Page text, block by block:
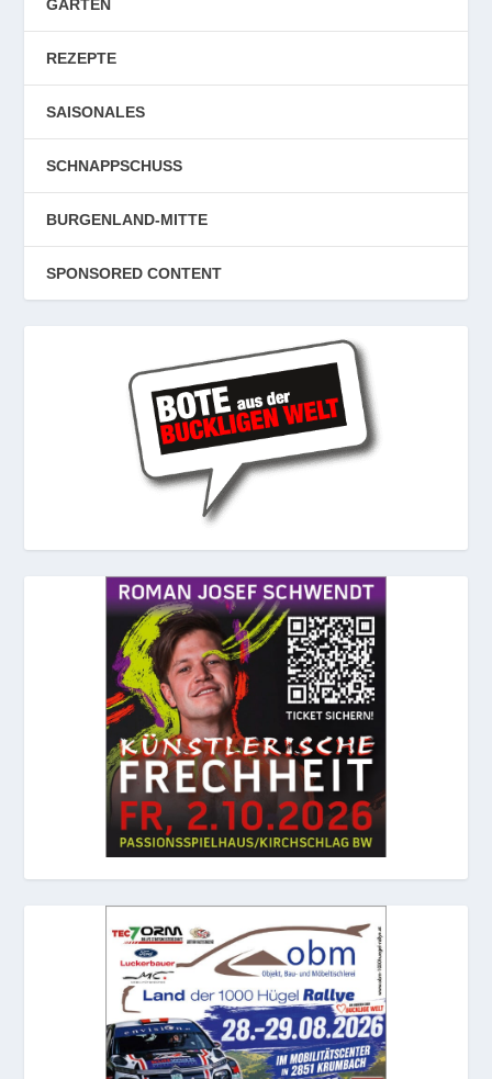
GARTEN
REZEPTE
SAISONALES
SCHNAPPSCHUSS
BURGENLAND-MITTE
SPONSORED CONTENT